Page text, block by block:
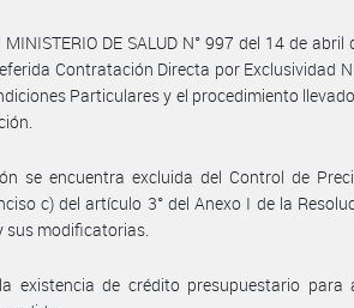
DE SALUD N° 997 del 14 de abril
Contratación Directa por Exclusividad
Particulares y el procedimiento
se encuentra excluida del Control de
c) del artículo 3° del Anexo I de la
sus modificatorias.
existencia de crédito presupuestario para